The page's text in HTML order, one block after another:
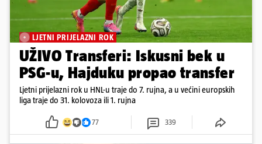
LJETNI PRIJELAZNI ROK
UŽIVO Transferi: Iskusni bek u
PSG-u, Hajduku propao transfer
Ljetni prijelazni rok u HNL-u traje do 7. rujna, a u većini europskih
liga traje do 31. kolovoza ili 1. rujna
77 339